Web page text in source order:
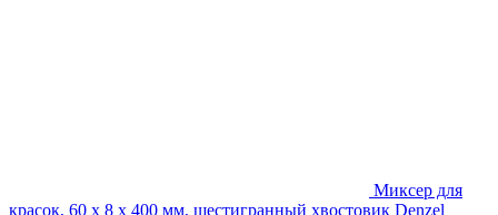
Миксер для
красок, 60 х 8 х 400 мм, шестигранный хвостовик Denzel